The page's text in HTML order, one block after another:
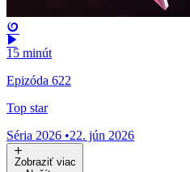
15 minút
Epizóda 622
Top star
Séria 2026 •22. jún 2026
Zobraziť viac